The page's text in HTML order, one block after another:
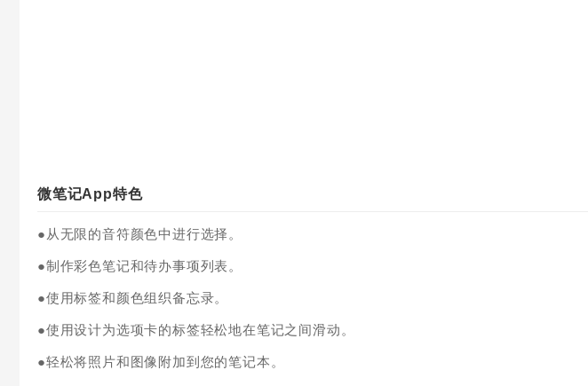
微笔记App特色
●从无限的音符颜色中进行选择。
●制作彩色笔记和待办事项列表。
●使用标签和颜色组织备忘录。
●使用设计为选项卡的标签轻松地在笔记之间滑动。
●轻松将照片和图像附加到您的笔记本。